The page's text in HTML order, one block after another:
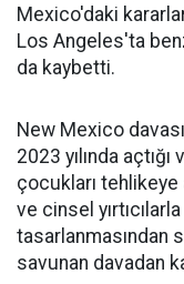
Mexico'daki
Los Angeles'ta
da kaybetti.
New Mexico
2023 yılında
çocukları
ve cinsel
tasarlanmasından
savunan davadan